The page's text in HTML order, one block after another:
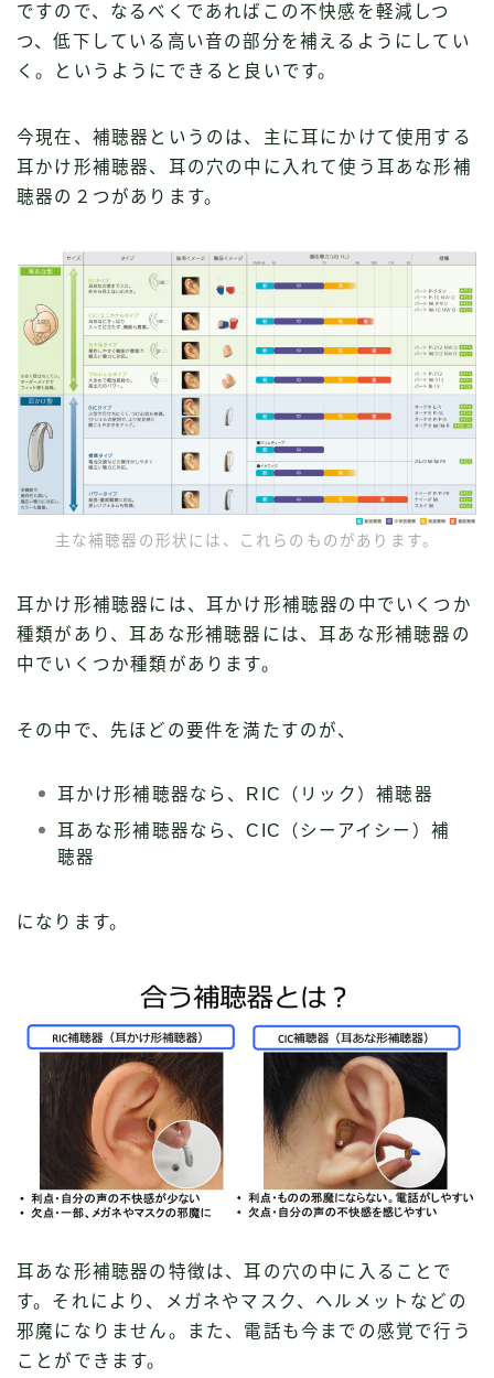
ですので、なるべくであればこの不快感を軽減しつ
つ、低下している高い音の部分を補えるようにしてい
く。というようにできると良いです。
今現在、補聴器というのは、主に耳にかけて使用する
耳かけ形補聴器、耳の穴の中に入れて使う耳あな形補
聴器の２つがあります。
主な補聴器の形状には、これらのものがあります。
耳かけ形補聴器には、耳かけ形補聴器の中でいくつか
種類があり、耳あな形補聴器には、耳あな形補聴器の
中でいくつか種類があります。
その中で、先ほどの要件を満たすのが、
耳かけ形補聴器なら、RIC（リック）補聴器
耳あな形補聴器なら、CIC（シーアイシー）補
聴器
になります。
耳あな形補聴器の特徴は、耳の穴の中に入ることで
す。それにより、メガネやマスク、ヘルメットなどの
邪魔になりません。また、電話も今までの感覚で行う
ことができます。